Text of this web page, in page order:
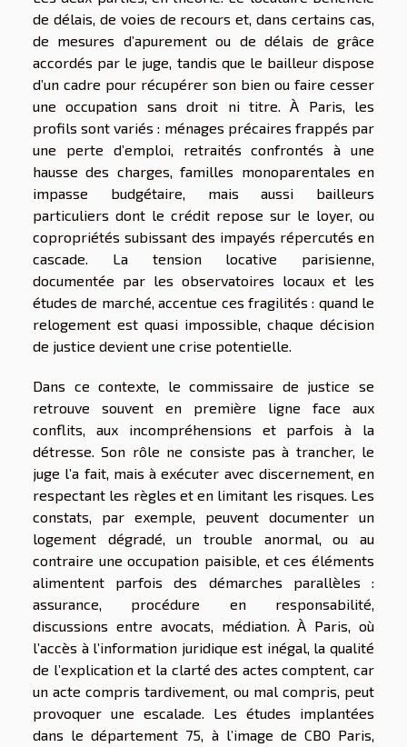
de délais, de voies de recours et, dans certains cas,
de mesures d’apurement ou de délais de grâce
accordés par le juge, tandis que le bailleur dispose
d’un cadre pour récupérer son bien ou faire cesser
une occupation sans droit ni titre. À Paris, les
profils sont variés : ménages précaires frappés par
une perte d’emploi, retraités confrontés à une
hausse des charges, familles monoparentales en
impasse budgétaire, mais aussi bailleurs
particuliers dont le crédit repose sur le loyer, ou
copropriétés subissant des impayés répercutés en
cascade. La tension locative parisienne,
documentée par les observatoires locaux et les
études de marché, accentue ces fragilités : quand le
relogement est quasi impossible, chaque décision
de justice devient une crise potentielle.
Dans ce contexte, le commissaire de justice se
retrouve souvent en première ligne face aux
conflits, aux incompréhensions et parfois à la
détresse. Son rôle ne consiste pas à trancher, le
juge l’a fait, mais à exécuter avec discernement, en
respectant les règles et en limitant les risques. Les
constats, par exemple, peuvent documenter un
logement dégradé, un trouble anormal, ou au
contraire une occupation paisible, et ces éléments
alimentent parfois des démarches parallèles :
assurance, procédure en responsabilité,
discussions entre avocats, médiation. À Paris, où
l’accès à l’information juridique est inégal, la qualité
de l’explication et la clarté des actes comptent, car
un acte compris tardivement, ou mal compris, peut
provoquer une escalade. Les études implantées
dans le département 75, à l’image de CBO Paris,